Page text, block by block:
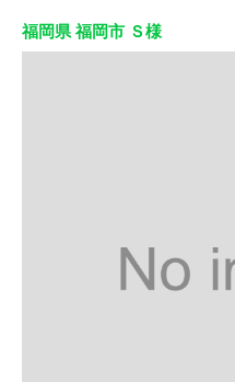
福岡県 福岡市 Ｓ様